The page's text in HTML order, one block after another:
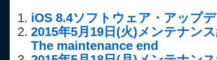
iOS 8.4ソフトウェア・アップ
2015年5月19日(火)メンテナン
The maintenance end